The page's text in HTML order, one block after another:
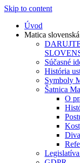
Skip to content
Úvod
Matica slovenská
Súčasné
História
Symboly
Šatnica
O